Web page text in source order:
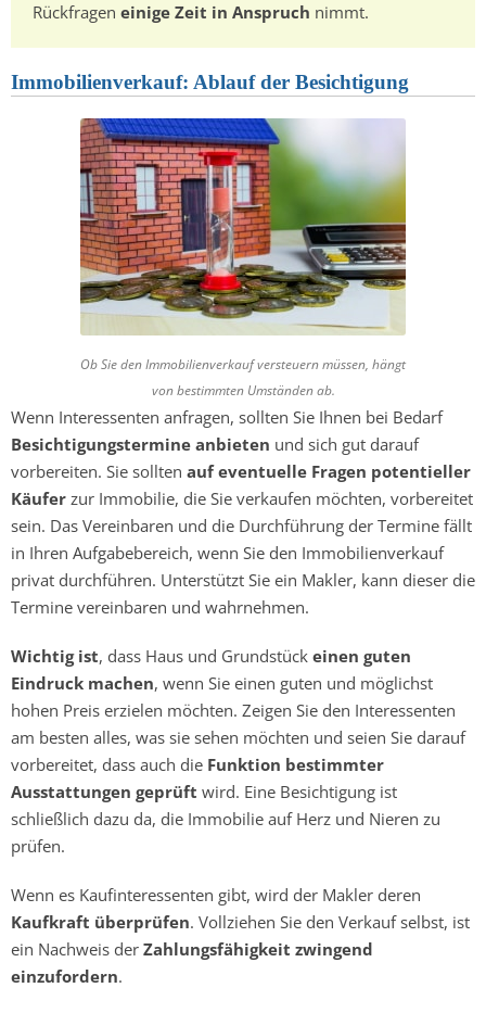
Rückfragen einige Zeit in Anspruch nimmt.
Immobilienverkauf: Ablauf der Besichtigung
Ob Sie den Immobilienverkauf versteuern müssen, hängt
von bestimmten Umständen ab.
Wenn Interessenten anfragen, sollten Sie Ihnen bei Bedarf
Besichtigungstermine anbieten und sich gut darauf
vorbereiten. Sie sollten auf eventuelle Fragen potentieller
Käufer zur Immobilie, die Sie verkaufen möchten, vorbereitet
sein. Das Vereinbaren und die Durchführung der Termine fällt
in Ihren Aufgabebereich, wenn Sie den Immobilienverkauf
privat durchführen. Unterstützt Sie ein Makler, kann dieser die
Termine vereinbaren und wahrnehmen.
Wichtig ist, dass Haus und Grundstück einen guten
Eindruck machen, wenn Sie einen guten und möglichst
hohen Preis erzielen möchten. Zeigen Sie den Interessenten
am besten alles, was sie sehen möchten und seien Sie darauf
vorbereitet, dass auch die Funktion bestimmter
Ausstattungen geprüft wird. Eine Besichtigung ist
schließlich dazu da, die Immobilie auf Herz und Nieren zu
prüfen.
Wenn es Kaufinteressenten gibt, wird der Makler deren
Kaufkraft überprüfen. Vollziehen Sie den Verkauf selbst, ist
ein Nachweis der Zahlungsfähigkeit zwingend
einzufordern.